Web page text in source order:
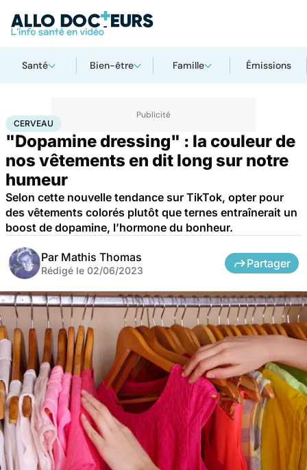
Santé Bien-être Famille Émissions
AccueilBien-être
CERVEAU
"Dopamine dressing" : la couleur de
nos vêtements en dit long sur notre
humeur
Selon cette nouvelle tendance sur TikTok, opter pour
des vêtements colorés plutôt que ternes entraînerait un
boost de dopamine, l’hormone du bonheur.
Par Mathis Thomas
Rédigé le 02/06/2023
Partager